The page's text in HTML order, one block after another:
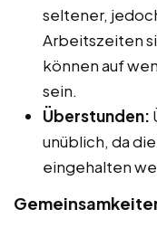
seltener,
Arbeitszeiten
können auf
sein.
Überstunden:
unüblich, da
eingehalten